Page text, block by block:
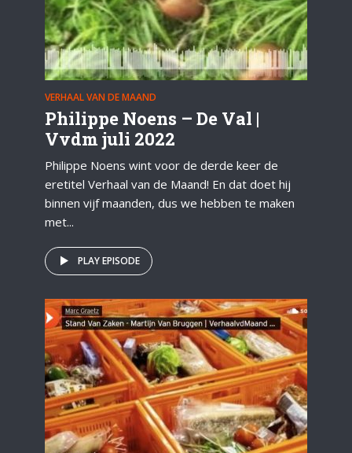
VERHAAL VAN DE MAAND
Philippe Noens – De Val |
Vvdm juli 2022
Philippe Noens wint voor de derde keer de
eretitel Verhaal van de Maand! En dat doet hij
binnen vijf maanden, dus we hebben te maken
met...
PLAY EPISODE